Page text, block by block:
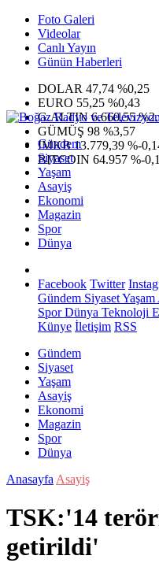
Foto Galeri
Videolar
Canlı Yayın
Günün Haberleri
DOLAR 47,74 %0,25
EURO 55,25 %0,43
G.ALTIN6.660,55
GÜMÜŞ 98 %3,57
IMKB13.779,39 %-
BITCOIN 64.957 %-
Gündem
Siyaset
Yaşam
Asayiş
Ekonomi
Magazin
Spor
Dünya
Facebook Twitter
Gündem SiyasetYaşam
SporDünya Teknoloji
Künye İletişim RSS
Gündem
Siyaset
Yaşam
Asayiş
Ekonomi
Magazin
Spor
Dünya
Anasayfa Asayiş
TSK:'14
getirildi'